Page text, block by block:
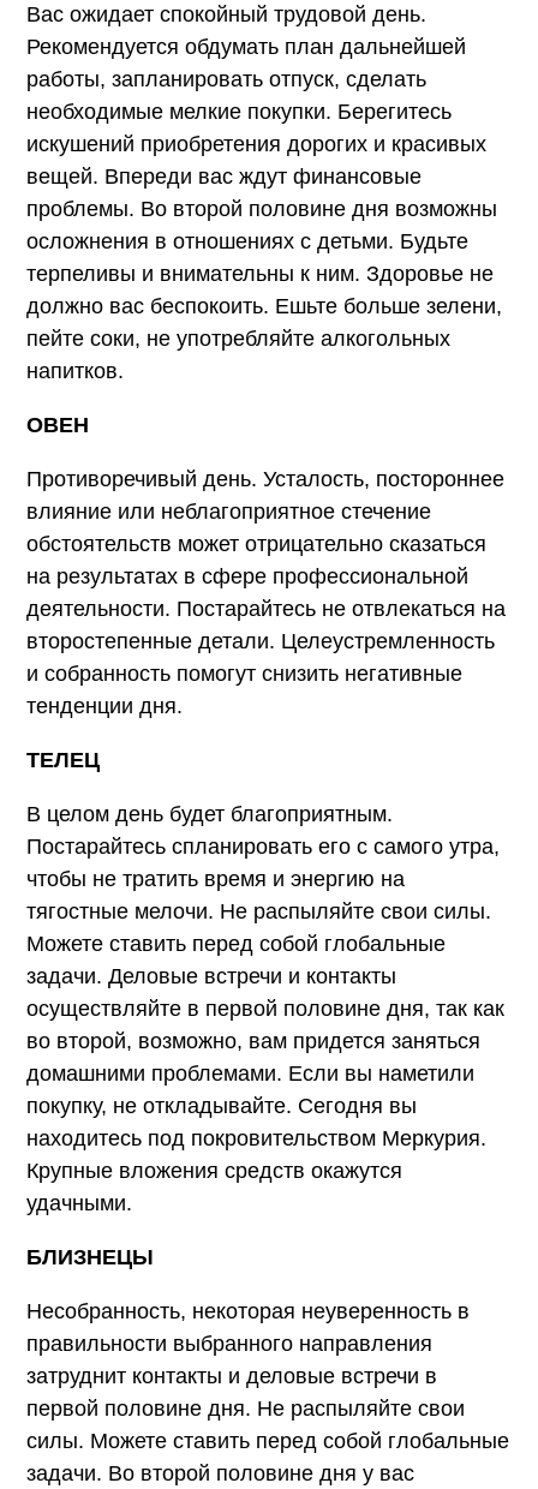
Вас ожидает спокойный трудовой день.
Рекомендуется обдумать план дальнейшей
работы, запланировать отпуск, сделать
необходимые мелкие покупки. Берегитесь
искушений приобретения дорогих и красивых
вещей. Впереди вас ждут финансовые
проблемы. Во второй половине дня возможны
осложнения в отношениях с детьми. Будьте
терпеливы и внимательны к ним. Здоровье не
должно вас беспокоить. Ешьте больше зелени,
пейте соки, не употребляйте алкогольных
напитков.
ОВЕН
Противоречивый день. Усталость, постороннее
влияние или неблагоприятное стечение
обстоятельств может отрицательно сказаться
на результатах в сфере профессиональной
деятельности. Постарайтесь не отвлекаться на
второстепенные детали. Целеустремленность
и собранность помогут снизить негативные
тенденции дня.
ТЕЛЕЦ
В целом день будет благоприятным.
Постарайтесь спланировать его с самого утра,
чтобы не тратить время и энергию на
тягостные мелочи. Не распыляйте свои силы.
Можете ставить перед собой глобальные
задачи. Деловые встречи и контакты
осуществляйте в первой половине дня, так как
во второй, возможно, вам придется заняться
домашними проблемами. Если вы наметили
покупку, не откладывайте. Сегодня вы
находитесь под покровительством Меркурия.
Крупные вложения средств окажутся
удачными.
БЛИЗНЕЦЫ
Несобранность, некоторая неуверенность в
правильности выбранного направления
затруднит контакты и деловые встречи в
первой половине дня. Не распыляйте свои
силы. Можете ставить перед собой глобальные
задачи. Во второй половине дня у вас